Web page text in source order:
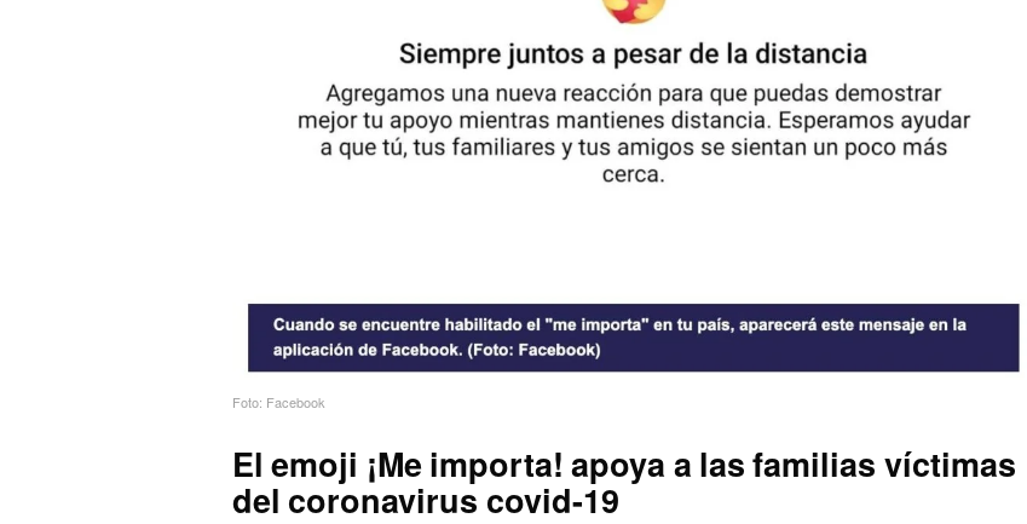
Foto: Facebook
El emoji ¡Me importa! apoya a las familias víctimas
del coronavirus covid-19